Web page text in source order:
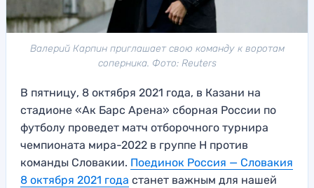
Валерий Карпин приглашает свою команду к воротам
соперника. Фото: Reuters
В пятницу, 8 октября 2021 года, в Казани на
стадионе «Ак Барс Арена» сборная России по
футболу проведет матч отборочного турнира
чемпионата мира-2022 в группе H против
команды Словакии. Поединок Россия — Словакия
8 октября 2021 года станет важным для нашей